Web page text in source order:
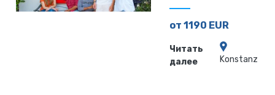
от 1190 EUR
Читать
далее
Konstanz